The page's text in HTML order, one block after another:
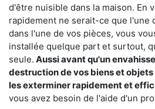
d'être nuisible dans la maison. En
rapidement ne serait-ce que l'une
dans l'une de vos pièces, vous
installée quelque part et surtout,
seule. Aussi avant qu'un
destruction de vos biens et
les exterminer rapidement et
vous avez besoin de l'aide d'un